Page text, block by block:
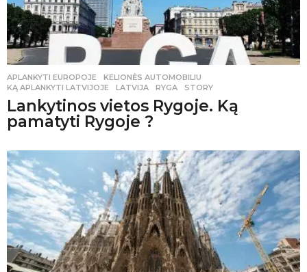
APLANKYTI EUROPOJE ,KELIONĖS AUTOMOBILIU
KĄ APLANKYTI LATVIJOJE
,LATVIJA ,RYGA ,STORY
Lankytinos vietos Rygoje. Ką
pamatyti Rygoje ?